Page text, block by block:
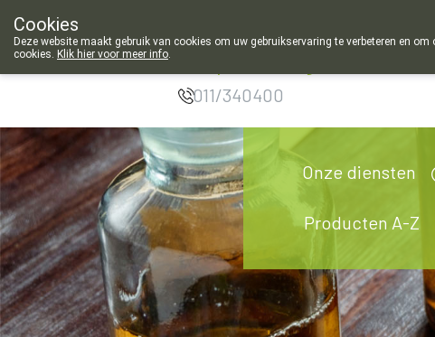
Apotheek Meysen
011/340400
Onze diensten
Producten A-Z
Cookies
Deze website maakt gebruik van cookies om uw gebruikservaring te verbeteren en
cookies. Klik hier voor meer info.